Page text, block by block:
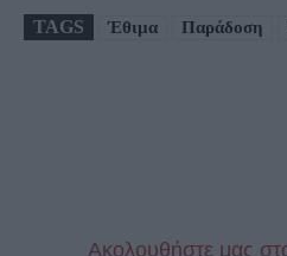
TAGS Έθιμα Παράδοση
Aκολουθήστε μας